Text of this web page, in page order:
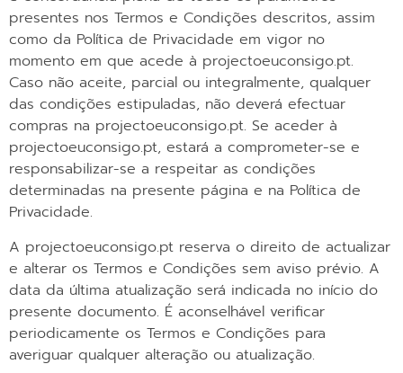
presentes nos Termos e Condições descritos, assim
como da Política de Privacidade em vigor no
momento em que acede à projectoeuconsigo.pt.
Caso não aceite, parcial ou integralmente, qualquer
das condições estipuladas, não deverá efectuar
compras na projectoeuconsigo.pt. Se aceder à
projectoeuconsigo.pt, estará a comprometer-se e
responsabilizar-se a respeitar as condições
determinadas na presente página e na Política de
Privacidade.
A projectoeuconsigo.pt reserva o direito de actualizar
e alterar os Termos e Condições sem aviso prévio. A
data da última atualização será indicada no início do
presente documento. É aconselhável verificar
periodicamente os Termos e Condições para
averiguar qualquer alteração ou atualização.